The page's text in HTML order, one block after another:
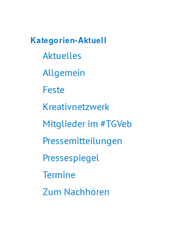
Kategorien-Aktuell
Aktuelles
Allgemein
Feste
Kreativnetzwerk
Mitglieder im #TGVeb
Pressemitteilungen
Pressespiegel
Termine
Zum Nachhören